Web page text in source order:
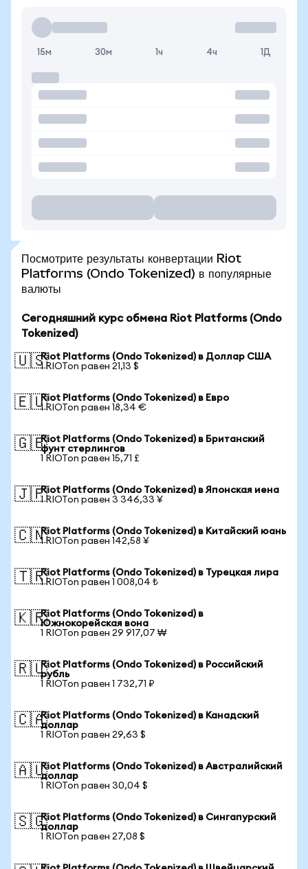
15м 30м 1ч 4ч 1Д
Посмотрите результаты конвертации Riot
Platforms (Ondo Tokenized) в популярные
валюты
Сегодняшний курс обмена Riot Platforms (Ondo
Tokenized)
🇺🇸Riot Platforms (Ondo Tokenized) в Доллар США
1 RIOTon равен 21,13 $
🇪🇺Riot Platforms (Ondo Tokenized) в Евро
1 RIOTon равен 18,34 €
🇬🇧Riot Platforms (Ondo Tokenized) в Британский
фунт стерлингов
1 RIOTon равен 15,71 £
🇯🇵Riot Platforms (Ondo Tokenized) в Японская иена
1 RIOTon равен 3 346,33 ¥
🇨🇳Riot Platforms (Ondo Tokenized) в Китайский юань
1 RIOTon равен 142,58 ¥
🇹🇷Riot Platforms (Ondo Tokenized) в Турецкая лира
1 RIOTon равен 1 008,04 ₺
🇰🇷Riot Platforms (Ondo Tokenized) в
Южнокорейская вона
1 RIOTon равен 29 917,07 ₩
🇷🇺Riot Platforms (Ondo Tokenized) в Российский
рубль
1 RIOTon равен 1 732,71 ₽
🇨🇦Riot Platforms (Ondo Tokenized) в Канадский
доллар
1 RIOTon равен 29,63 $
🇦🇺Riot Platforms (Ondo Tokenized) в Австралийский
доллар
1 RIOTon равен 30,04 $
🇸🇬Riot Platforms (Ondo Tokenized) в Сингапурский
доллар
1 RIOTon равен 27,08 $